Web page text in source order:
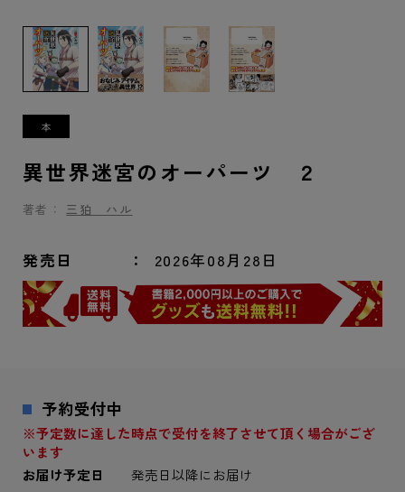
異世界迷宮のオーパーツ ２
著者： 三狛 ハル
発売日 2026年08月28日
予約受付中
※予定数に達した時点で受付を終了させて頂く場合がござ
います
お届け予定日
発売日以降にお届け